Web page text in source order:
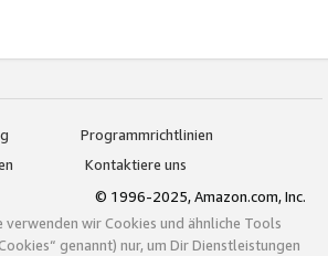
Programmrichtlinien
Kontaktiere uns
© 1996-2025, Amazon.com, Inc.
verwenden wir Cookies und ähnliche Tools
genannt) nur, um Dir Dienstleistungen